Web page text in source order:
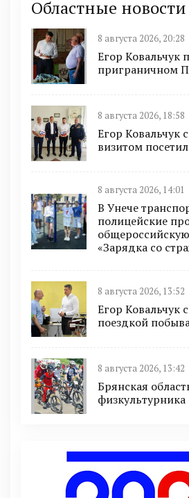
Областные новости
8 августа 2026, 20:28
Егор Ковальчук
приграничном
8 августа 2026, 18:58
Егор Ковальчук
визитом
8 августа 2026, 14:01
В Унече
полицейские
«Зарядка со
8 августа 2026, 13:52
Егор Ковальчук
поездкой
8 августа 2026, 13:42
Брянская
физкультурника